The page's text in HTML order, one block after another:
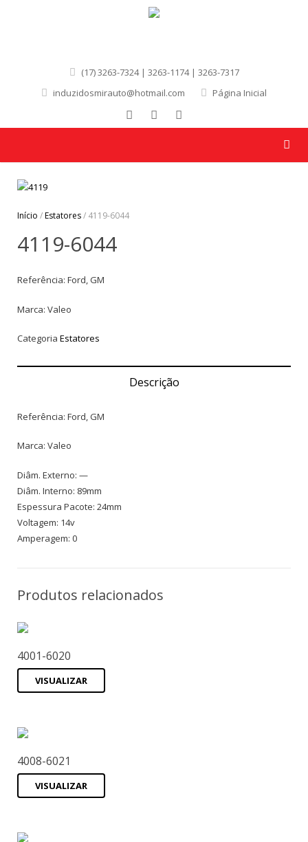
(17) 3263-7324 | 3263-1174 | 3263-7317
induzidosmirauto@hotmail.com
Página Inicial
Início /Estatores/ 4119-6044
4119-6044
Referência: Ford, GM
Marca: Valeo
Categoria Estatores
Descrição
Referência: Ford, GM
Marca: Valeo
Diâm. Externo: —
Diâm. Interno: 89mm
Espessura Pacote: 24mm
Voltagem: 14v
Amperagem: 0
Produtos relacionados
4001-6020
VISUALIZAR
4008-6021
VISUALIZAR